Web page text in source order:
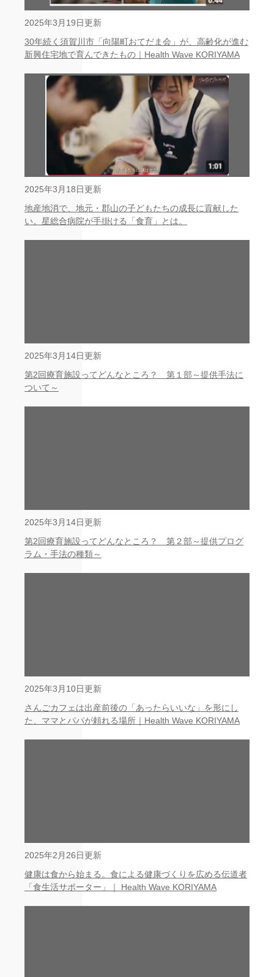
2025年3月19日更新
30年続く須賀川市「向陽町おてだま会」が、高齢化が進む
新興住宅地で育んできたもの｜Health Wave KORIYAMA
2025年3月18日更新
地産地消で、地元・郡山の子どもたちの成長に貢献した
い。星総合病院が手掛ける「食育」とは。
2025年3月14日更新
第2回療育施設ってどんなところ？ 第１部～提供手法に
ついて～
2025年3月14日更新
第2回療育施設ってどんなところ？ 第２部～提供プログ
ラム・手法の種類～
2025年3月10日更新
さんごカフェは出産前後の「あったらいいな」を形にし
た、ママとパパが頼れる場所｜Health Wave KORIYAMA
2025年2月26日更新
健康は食から始まる。食による健康づくりを広める伝道者
「食生活サポーター」｜ Health Wave KORIYAMA